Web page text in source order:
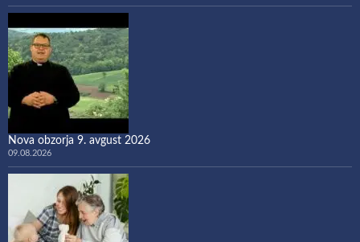
Nova obzorja 9. avgust 2026
09.08.2026